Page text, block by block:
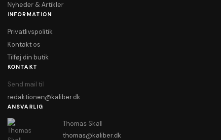
Nyheder & Artikler
INFORMATION
Privatlivspolitik
Kontakt os
Tilføj din butik
KONTAKT
Send mail til
redaktionen@kaliber.dk
ANSVARLIG
Thomas Skall
thomas@kaliber.dk